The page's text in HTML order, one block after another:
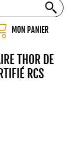
MON PANIER
THOR DE
RCS